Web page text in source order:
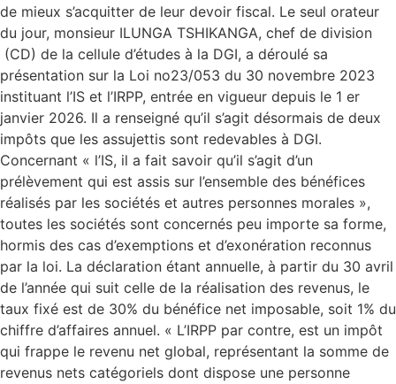
de mieux s’acquitter de leur devoir fiscal. Le seul orateur
du jour, monsieur ILUNGA TSHIKANGA, chef de division
(CD) de la cellule d’études à la DGI, a déroulé sa
présentation sur la Loi no23/053 du 30 novembre 2023
instituant l’IS et l’IRPP, entrée en vigueur depuis le 1 er
janvier 2026. Il a renseigné qu’il s’agit désormais de deux
impôts que les assujettis sont redevables à DGI.
Concernant « l’IS, il a fait savoir qu’il s’agit d’un
prélèvement qui est assis sur l’ensemble des bénéfices
réalisés par les sociétés et autres personnes morales »,
toutes les sociétés sont concernés peu importe sa forme,
hormis des cas d’exemptions et d’exonération reconnus
par la loi. La déclaration étant annuelle, à partir du 30 avril
de l’année qui suit celle de la réalisation des revenus, le
taux fixé est de 30% du bénéfice net imposable, soit 1% du
chiffre d’affaires annuel. « L’IRPP par contre, est un impôt
qui frappe le revenu net global, représentant la somme de
revenus nets catégoriels dont dispose une personne